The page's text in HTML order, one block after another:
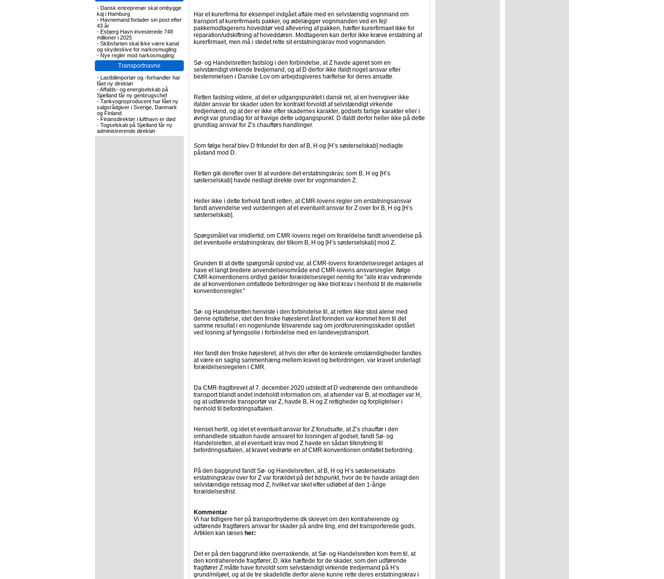
- Dansk entreprenør skal ombygge
kaj i Hamburg
- Havnemand forlader sin post efter
43 år
- Esbjerg Havn investerede 748
millioner i 2025
- Skibsfarten skal ikke være kanal
og skydeskive for narkosmugling
- Nye regler mod narkosmugling:
Transportnavne
- Lastbilimportør og -forhandler har
fået ny direktør
-Affalds- og energiselskab på
Sjælland får ny genbrugschef
- Tankvognsproducent har fået ny
salgsrådgiver i Sverige, Danmark
og Finland
- Finansdirektør i lufthavn er død
- Togselskab på Sjælland får ny
administrerende direktør
Har et kurerfirma for eksempel indgået aftale med en selvstændig vognmand om
transport af kurerfirmaets pakker, og ødelægger vognmanden ved en fejl
pakkemodtagerens hoveddør ved aflevering af pakken, hæfter kurerfirmaet ikke for
reparation/udskiftning af hoveddøren. Modtageren kan derfor ikke kræve erstatning af
kurerfirmaet, men må i stedet rette sit erstatningskrav mod vognmanden.
Sø- og Handelsretten fastslog i den forbindelse, at Z havde ageret som en
selvstændigt virkende tredjemand, og at D derfor ikke ifaldt noget ansvar efter
bestemmelsen i Danske Lov om arbejdsgiveres hæftelse for deres ansatte.
Retten fastslog videre, at det er udgangspunktet i dansk ret, at en hvervgiver ikke
ifalder ansvar for skader uden for kontrakt forvoldt af selvstændigt virkende
tredjemænd, og at der er ikke efter skadernes karakter, godsets farlige karakter eller i
øvrigt var grundlag for at fravige dette udgangspunkt. D ifaldt derfor heller ikke på dette
grundlag ansvar for Z’s chaufførs handlinger.
Som følge heraf blev D frifundet for den af B, H og [H’s søsterselskab] nedlagte
påstand mod D.
Retten gik derefter over til at vurdere det erstatningskrav, som B, H og [H’s
søsterselskab] havde nedlagt direkte over for vognmanden Z.
Heller ikke i dette forhold fandt retten, at CMR-lovens regler om erstatningsansvar
fandt anvendelse ved vurderingen af et eventuelt ansvar for Z over for B, H og [H’s
søsterselskab].
Spørgsmålet var imidlertid, om CMR-lovens regel om forældelse fandt anvendelse på
det eventuelle erstatningskrav, der tilkom B, H og [H’s søsterselskab] mod Z.
Grunden til at dette spørgsmål opstod var, at CMR-lovens forældelsesregel antages at
have et langt bredere anvendelsesområde end CMR-lovens ansvarsregler. Ifølge
CMR-konventionens ordlyd gælder forældelsesregel nemlig for ”alle krav vedrørende
de af konventionen omfattede befordringer og ikke blot krav i henhold til de materielle
konventionsregler.”
Sø- og Handelsretten henviste i den forbindelse til, at retten ikke stod alene med
denne opfattelse, idet den finske højesteret året forinden var kommet frem til det
samme resultat i en nogenlunde tilsvarende sag om jordforureningsskader opstået
ved losning af fyringsolie i forbindelse med en landevejstransport.
Her fandt den finske højesteret, at hvis der efter de konkrete omstændigheder fandtes
at være en saglig sammenhæng mellem kravet og befordringen, var kravet underlagt
forældelsesregelen i CMR.
Da CMR-fragtbrevet af 7. december 2020 udstedt af D vedrørende den omhandlede
transport blandt andet indeholdt information om, at afsender var B, at modtager var H,
og at udførende transportør var Z, havde B, H og Z rettigheder og forpligtelser i
henhold til befordringsaftalen.
Henset hertil, og idet et eventuelt ansvar for Z forudsatte, at Z’s chauffør i den
omhandlede situation havde ansvaret for losningen af godset, fandt Sø- og
Handelsretten, at et eventuelt krav mod Z havde en sådan tilknytning til
befordringsaftalen, at kravet vedrørte en af CMR-konventionen omfattet befordring.
På den baggrund fandt Sø- og Handelsretten, at B, H og H’s søsterselskabs
erstatningskrav over for Z var forældet på det tidspunkt, hvor de tre havde anlagt den
selvstændige retssag mod Z, hvilket var sket efter udløbet af den 1-årige
forældelsesfrist.
Kommentar
Vi har tidligere her på transportnyderne.dk skrevet om den kontraherende og
udførende fragtførers ansvar for skader på andre ting, end det transporterede gods.
Artiklen kan læses her:
Det er på den baggrund ikke overraskende, at Sø- og Handelsretten kom frem til, at
den kontraherende fragtfører, D, ikke hæftede for de skader, som den udførende
fragtfører Z måtte have forvoldt som selvstændigt virkende tredjemand på H’s
grund/miljøet, og at de tre skadelidte derfor alene kunne rette deres erstatningskrav i